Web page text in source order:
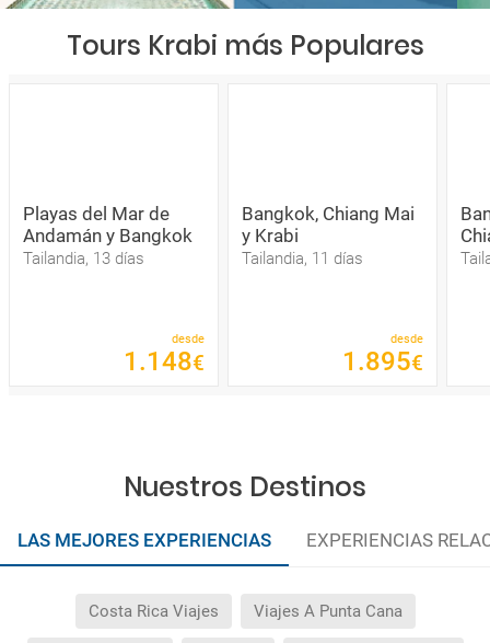
Tours Krabi más Populares
Playas del Mar de
Andamán y Bangkok
Tailandia, 13 días
desde
1 .148€
Bangkok, Chiang Mai
y Krabi
Tailandia, 11 días
desde
1 .895€
Nuestros Destinos
LAS MEJORES EXPERIENCIAS EXPERIENCIAS
Costa Rica Viajes Viajes A Punta Cana